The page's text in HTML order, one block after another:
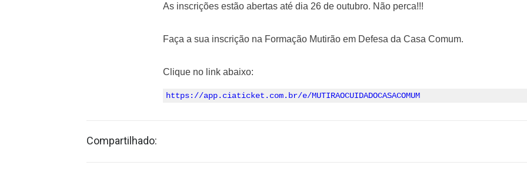
As inscrições estão abertas até dia 26 de outubro. Não perca!!!
Faça a sua inscrição na Formação Mutirão em Defesa da Casa Comum.
Clique no link abaixo:
https://app.ciaticket.com.br/e/MUTIRAOCUIDADOCASACOMUM
Compartilhado: